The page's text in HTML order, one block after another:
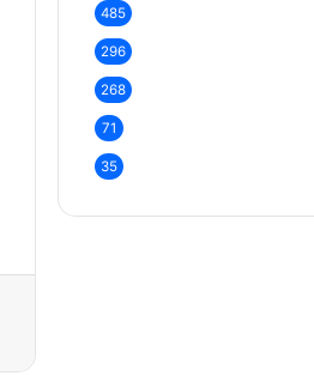
485
296
268
71
35